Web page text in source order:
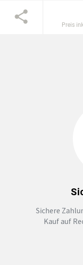
EINSCHULUNG
PRINT ON
Preis
Sichere
Kauf auf